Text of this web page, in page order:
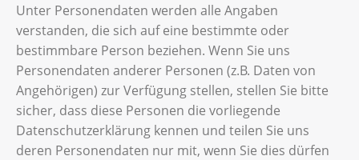
Unter Personendaten werden alle Angaben
verstanden, die sich auf eine bestimmte oder
bestimmbare Person beziehen. Wenn Sie uns
Personendaten anderer Personen (z.B. Daten von
Angehörigen) zur Verfügung stellen, stellen Sie bitte
sicher, dass diese Personen die vorliegende
Datenschutzerklärung kennen und teilen Sie uns
deren Personendaten nur mit, wenn Sie dies dürfen